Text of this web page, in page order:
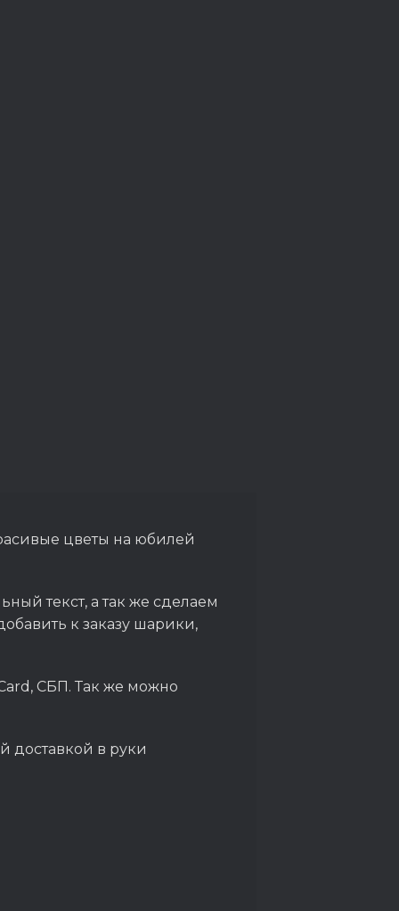
цветы на юбилей
текст, а так же сделаем
к заказу шарики,
СБП. Так же можно
доставкой в руки